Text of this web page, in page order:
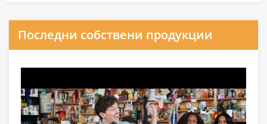
Последни собствени продукции